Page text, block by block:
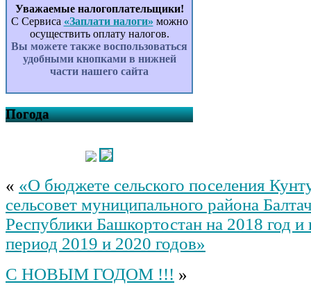
Уважаемые налогоплательщики!
С Сервиса «Заплати налоги» можно
осуществить оплату налогов.
Вы можете также воспользоваться
удобными кнопками в нижней
части нашего сайта
Погода
« «О бюджете сельского поселения
сельсовет муниципального района
Республики Башкортостан на 2018 год
период 2019 и 2020 годов»
С НОВЫМ ГОДОМ !!! »